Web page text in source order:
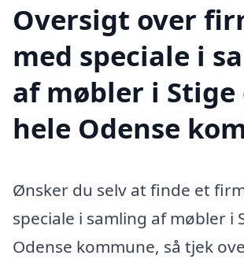
Oversigt over
med speciale i
af møbler i
hele Odense
Ønsker du selv at finde et
speciale i samling af møbler i
Odense kommune, så tjek